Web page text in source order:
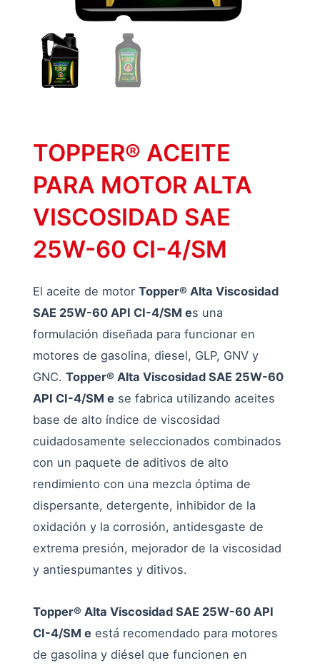
TOPPER® ACEITE
PARA MOTOR ALTA
VISCOSIDAD SAE
25W-60 CI-4/SM
El aceite de motorTopper® Alta Viscosidad
SAE 25W-60 API CI-4/SM es una
formulación diseñada para funcionar en
motores de gasolina, diesel, GLP, GNV y
GNC.Topper® Alta Viscosidad SAE 25W-60
API CI-4/SM e se fabrica utilizando aceites
base de alto índice de viscosidad
cuidadosamente seleccionados combinados
con un paquete de aditivos de alto
rendimiento con una mezcla óptima de
dispersante, detergente, inhibidor de la
oxidación y la corrosión, antidesgaste de
extrema presión, mejorador de la viscosidad
y antiespumantes y ditivos.
Topper® Alta Viscosidad SAE 25W-60 API
CI-4/SM e está recomendado para motores
de gasolina y diésel que funcionen en